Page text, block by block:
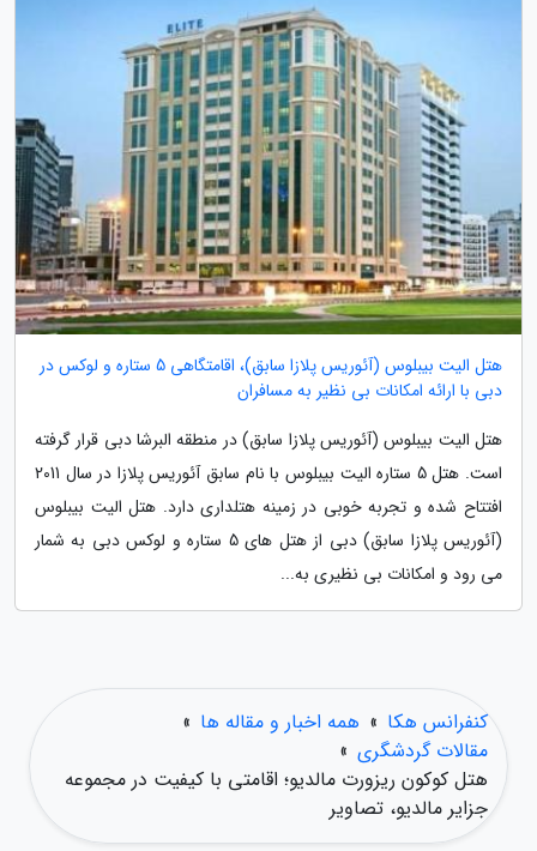
هتل الیت بیبلوس (آئوریس پلازا سابق)، اقامتگاهی 5 ستاره و لوکس در
دبی با ارائه امکانات بی نظیر به مسافران
هتل الیت بیبلوس (آئوریس پلازا سابق) در منطقه البرشا دبی قرار گرفته
است. هتل 5 ستاره الیت بیبلوس با نام سابق آئوریس پلازا در سال 2011
افتتاح شده و تجربه خوبی در زمینه هتلداری دارد. هتل الیت بیبلوس
(آئوریس پلازا سابق) دبی از هتل های 5 ستاره و لوکس دبی به شمار
می رود و امکانات بی نظیری به...
کنفرانس هکا » همه اخبار و مقاله ها »
مقالات گردشگری »
هتل کوکون ریزورت مالدیو؛ اقامتی با کیفیت در مجموعه
جزایر مالدیو، تصاویر